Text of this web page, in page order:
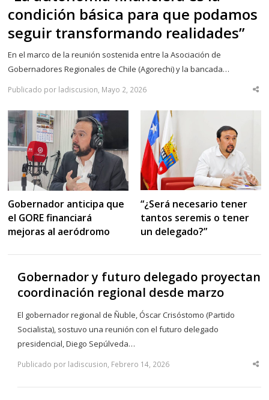
condición básica para que podamos
seguir transformando realidades”
En el marco de la reunión sostenida entre la Asociación de
Gobernadores Regionales de Chile (Agorechi) y la bancada…
Publicado por ladiscusion, Mayo 2, 2026
Gobernador anticipa que
el GORE financiará
mejoras al aeródromo
“¿Será necesario tener
tantos seremis o tener
un delegado?”
Gobernador y futuro delegado proyectan
coordinación regional desde marzo
El gobernador regional de Ñuble, Óscar Crisóstomo (Partido
Socialista), sostuvo una reunión con el futuro delegado
presidencial, Diego Sepúlveda…
Publicado por ladiscusion, Febrero 14, 2026